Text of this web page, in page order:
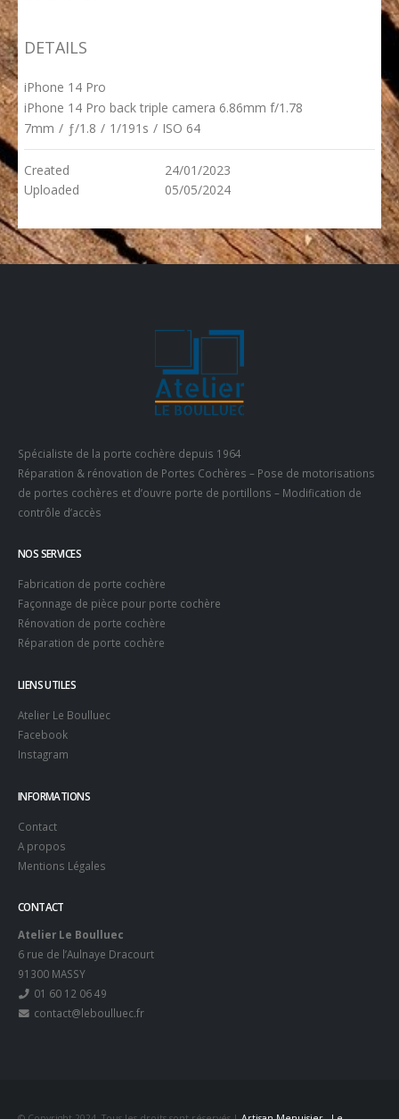
DETAILS
iPhone 14 Pro
iPhone 14 Pro back triple camera 6.86mm f/1.78
7mm / ƒ/1.8 / 1/191s / ISO 64
Created
24/01/2023
Uploaded
05/05/2024
Spécialiste de la porte cochère depuis 1964
Réparation & rénovation de Portes Cochères – Pose de motorisations
de portes cochères et d’ouvre porte de portillons – Modification de
contrôle d’accès
NOS SERVICES
Fabrication de porte cochère
Façonnage de pièce pour porte cochère
Rénovation de porte cochère
Réparation de porte cochère
LIENS UTILES
Atelier Le Boulluec
Facebook
Instagram
INFORMATIONS
Contact
A propos
Mentions Légales
CONTACT
Atelier Le Boulluec
6 rue de l’Aulnaye Dracourt
91300 MASSY
01 60 12 06 49
contact@leboulluec.fr